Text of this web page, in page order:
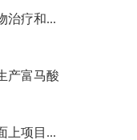
治疗和...
产富马酸
上项目...